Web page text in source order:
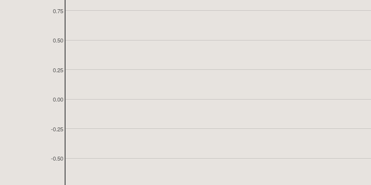
-0.50
-0.25
0.00
0.25
0.50
0.75